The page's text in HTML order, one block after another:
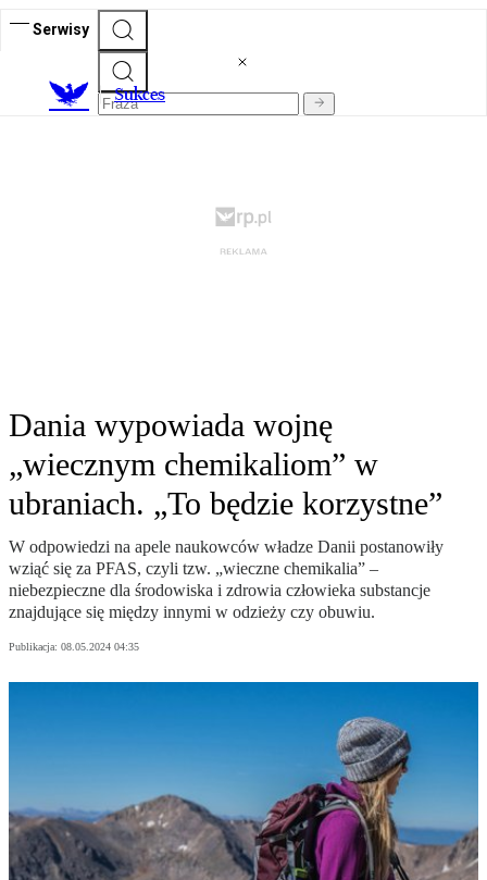
Serwisy
Sukces
Dania wypowiada wojnę
„wiecznym chemikaliom” w
ubraniach. „To będzie korzystne”
W odpowiedzi na apele naukowców władze Danii postanowiły
wziąć się za PFAS, czyli tzw. „wieczne chemikalia” –
niebezpieczne dla środowiska i zdrowia człowieka substancje
znajdujące się między innymi w odzieży czy obuwiu.
Publikacja: 08.05.2024 04:35